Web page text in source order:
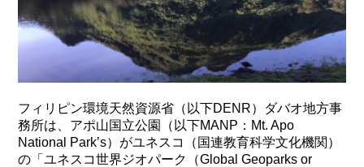
フィリピン環境天然資源省（以下DENR）ダバオ地方事
務所は、アポ山国立公園（以下MANP：Mt. Apo
National Park’s）がユネスコ（国連教育科学文化機関）
の「ユネスコ世界ジオパーク（Global Geoparks or